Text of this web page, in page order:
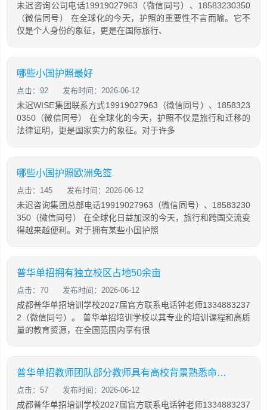
未迟咨询公司电话19919027963（微信同号）、18583230350
（微信同号） 在全球化的今天，护照的重要性不言而喻。它不
仅是个人身份的象征，更是在国际旅行、
哪些小国护照最好
点击：92 发布时间：2026-06-12
未迟WISE集团联系方式19919027963（微信同号）、1858323
0350（微信同号） 在全球化的今天，护照不仅是旅行和迁移的
法律证明，更是国家实力的象征。对于许多
哪些小国护照欧洲免签
点击：145 发布时间：2026-06-12
未迟咨询集团总部电话19919027963（微信同号）、18583230
350（微信同号） 在全球化日益加深的今天，旅行和跨国交流变
得越来越便利。对于拥有某些小国护照
普华单招拥有独立校区占地50余亩
点击：70 发布时间：2026-06-12
成都普华单招培训学校2027届官方联系电话钟老师1334883237
2（微信同号）。 普华单招培训学校以其专业的培训课程和高质
量的教育资源，在全国范围内享有很
普华单招教师团队部分教师具有高校背景熟悉命题逻辑
点击：57 发布时间：2026-06-12
成都普华单招培训学校2027届官方联系电话钟老师1334883237